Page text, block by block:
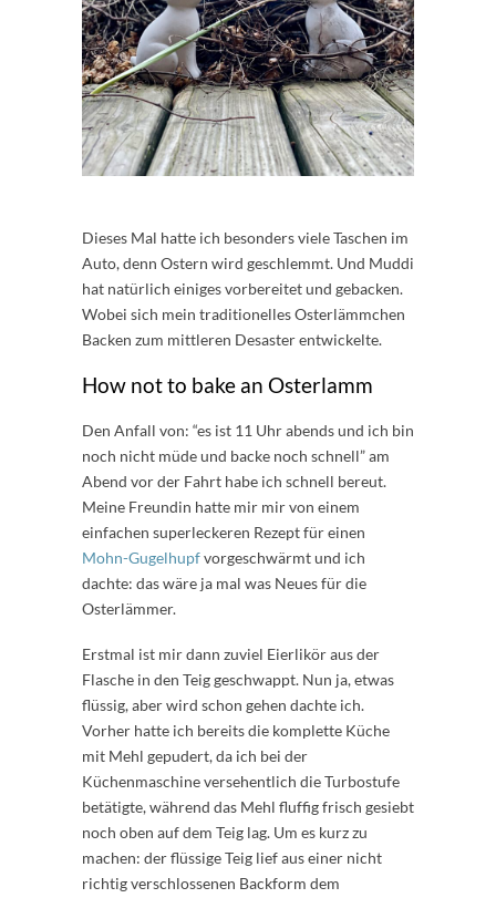
Dieses Mal hatte ich besonders viele Taschen im
Auto, denn Ostern wird geschlemmt. Und Muddi
hat natürlich einiges vorbereitet und gebacken.
Wobei sich mein traditionelles Osterlämmchen
Backen zum mittleren Desaster entwickelte.
How not to bake an Osterlamm
Den Anfall von: “es ist 11 Uhr abends und ich bin
noch nicht müde und backe noch schnell” am
Abend vor der Fahrt habe ich schnell bereut.
Meine Freundin hatte mir mir von einem
einfachen superleckeren Rezept für einen
Mohn-Gugelhupfvorgeschwärmt und ich
dachte: das wäre ja mal was Neues für die
Osterlämmer.
Erstmal ist mir dann zuviel Eierlikör aus der
Flasche in den Teig geschwappt. Nun ja, etwas
flüssig, aber wird schon gehen dachte ich.
Vorher hatte ich bereits die komplette Küche
mit Mehl gepudert, da ich bei der
Küchenmaschine versehentlich die Turbostufe
betätigte, während das Mehl fluffig frisch gesiebt
noch oben auf dem Teig lag. Um es kurz zu
machen: der flüssige Teig lief aus einer nicht
richtig verschlossenen Backform dem